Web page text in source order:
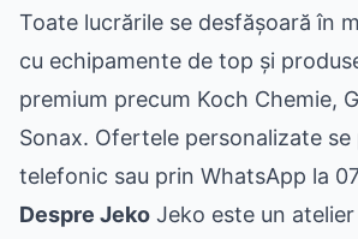
Toate lucrările se desfășoară în
cu echipamente de top și
premium precum Koch Chemie,
Sonax. Ofertele personalizate
telefonic sau prin WhatsApp la
Despre Jeko Jeko este un